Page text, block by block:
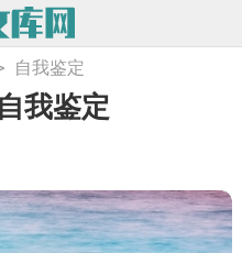
自我鉴定
我鉴定